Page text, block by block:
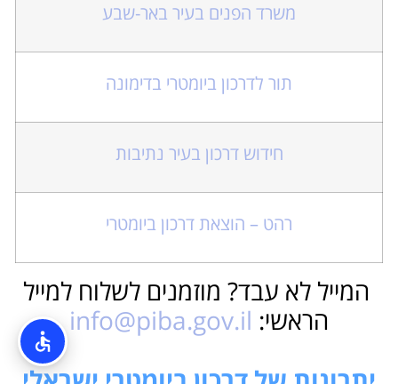
משרד הפנים בעיר באר-שבע
תור לדרכון ביומטרי בדימונה
חידוש דרכון בעיר נתיבות
רהט – הוצאת דרכון ביומטרי
המייל לא עבד? מוזמנים לשלוח למייל
הראשי: info@piba.gov.il